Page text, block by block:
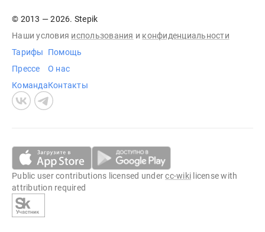
© 2013 — 2026. Stepik
Наши условия использования и конфиденциальности
Тарифы
Прессе
Команда
Помощь
О нас
Контакты
Public user contributions licensed undercc-wiki license with
attribution required